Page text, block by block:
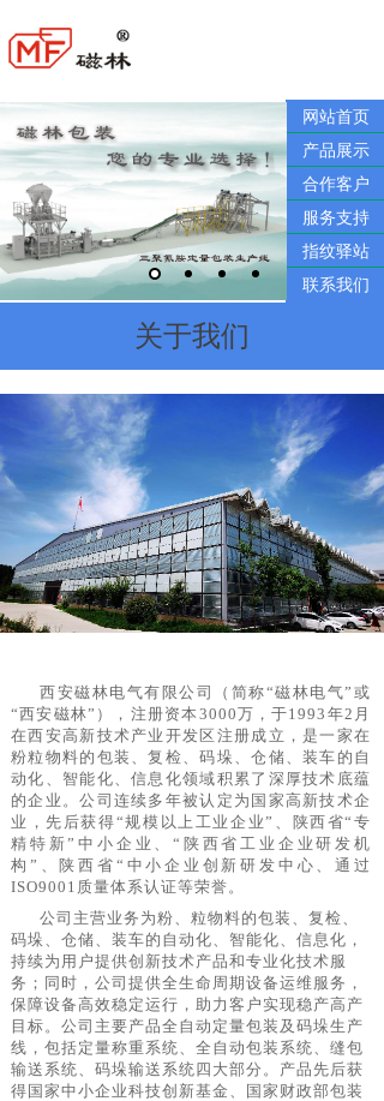
网站首页
产品展示
合作客户
服务支持
指纹驿站
联系我们
网站首页
产品展示
合作客户
服务支持
指纹驿站
联系我们
关于我们
西安磁林电气有限公司（简称“磁林电气”或
“西安磁林”），注册资本3000万，于1993年2月
在西安高新技术产业开发区注册成立，是一家在
粉粒物料的包装、复检、码垛、仓储、装车的自
动化、智能化、信息化领域积累了深厚技术底蕴
的企业。公司连续多年被认定为国家高新技术企
业，先后获得“规模以上工业企业”、陕西省“专
精特新”中小企业、“陕西省工业企业研发机
构”、陕西省“中小企业创新研发中心、通过
ISO9001质量体系认证等荣誉。
公司主营业务为粉、粒物料的包装、复检、
码垛、仓储、装车的自动化、智能化、信息化，
持续为用户提供创新技术产品和专业化技术服
务；同时，公司提供全生命周期设备运维服务，
保障设备高效稳定运行，助力客户实现稳产高产
目标。公司主要产品全自动定量包装及码垛生产
线，包括定量称重系统、全自动包装系统、缝包
输送系统、码垛输送系统四大部分。产品先后获
得国家中小企业科技创新基金、国家财政部包装